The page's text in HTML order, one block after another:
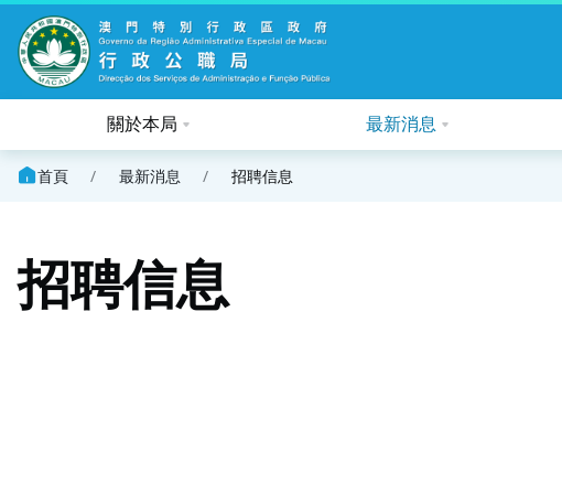
關於本局 最新消息
首頁 / 最新消息 / 招聘信息
招聘信息